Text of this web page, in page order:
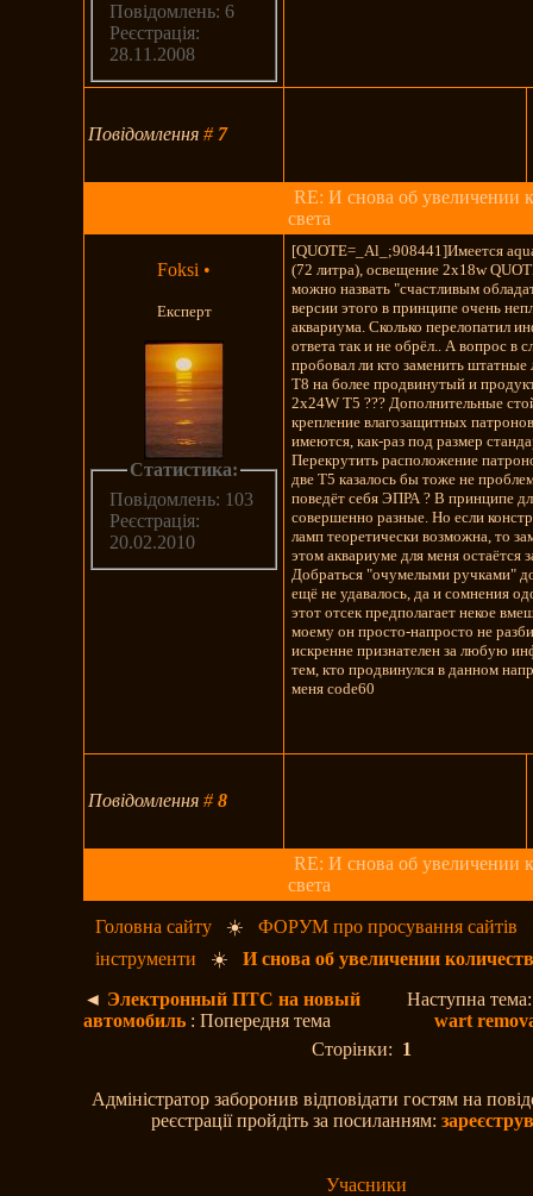
Повідомлень: 6
Реєстрація:
28.11.2008
Повідомлення# 7
RE: И снова об увеличении
света
Foksi •
Експерт
Статистика:
Повідомлень: 103
Реєстрація:
20.02.2010
[QUOTE=_Al_;908441]Имеется
(72 литра), освещение 2x18w
можно назвать "счастливым
версии этого в принципе очень
аквариума. Сколько перелопатил
ответа так и не обрёл.. А вопрос в
пробовал ли кто заменить
Т8 на более продвинутый и
2x24W T5 ??? Дополнительные
крепление влагозащитных
имеются, как-раз под размер
Перекрутить расположение
две Т5 казалось бы тоже не
поведёт себя ЭПРА ? В принципе
совершенно разные. Но если
ламп теоретически возможна, то
этом аквариуме для меня остаётся
Добраться "очумелыми ручками"
ещё не удавалось, да и сомнения
этот отсек предполагает некое
моему он просто-напросто не
искренне признателен за любую
тем, кто продвинулся в данном
меня code60
Повідомлення#8
RE: И снова об увеличении
света
Головна сайту ☀️ФОРУМ про просування сайтів
інструменти
☀️И снова об увеличении
◄ Электронный ПТС на новый
автомобиль : Попередня тема
Наступна
wart
Сторінки: 1
Адміністратор заборонив відповідати гостям на
реєстрації пройдіть за посиланням:
Учасники